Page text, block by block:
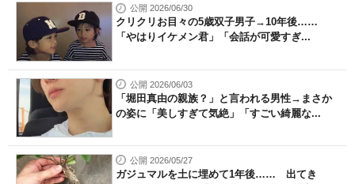
公開 2026/06/30
クリクリお目々の5歳双子男子→10年後……
「やはりイケメン君」「会話が可愛すぎ...
公開 2026/06/03
「堀田真由の親族？」と言われる男性→まさか
の姿に「美しすぎて気絶」「すごい綺麗な...
公開 2026/05/27
ガジュマルを土に埋めて1年後…… 出てき